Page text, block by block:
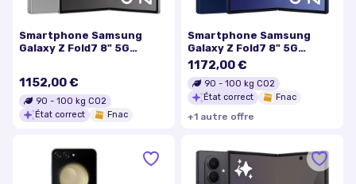
Smartphone Samsung
Galaxy Z Fold7 8" 5G
1152,00 €
90 - 100 kg CO2
État correct
Fnac
Smartphone Samsung
Galaxy Z Fold7 8" 5G
Double nano SIM 512 Go
Bleu nuit
1172,00 €
90 - 100 kg CO2
État correct
Fnac
+1 autre offre